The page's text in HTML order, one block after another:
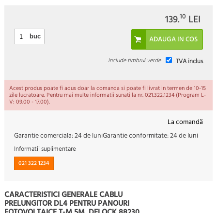
139.10 LEI
buc
TVA inclus
Include timbrul verde
Acest produs poate fi adus doar la comanda si poate fi livrat in termen de 10-15
zile lucratoare. Pentru mai multe informatii sunati la nr. 021.322.1234 (Program L-
V: 09.00 - 17.00).
La comandă
Garantie comerciala:24 de luniGarantie conformitate:24 de luni
Informatii suplimentare
021 322 1234
CARACTERISTICI GENERALE CABLU
PRELUNGITOR DL4 PENTRU PANOURI